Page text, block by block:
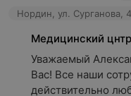
Нордин, ул. Сурганова,
Медицинский
Уважаемый
Вас! Все наши
действительно